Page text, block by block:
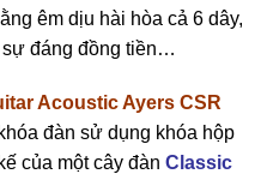
êm dịu hài hòa cả 6 dây,
sự đáng đồng tiền…
Acoustic Ayers CSR
đàn sử dụng khóa hộp
của một cây đàn Classic